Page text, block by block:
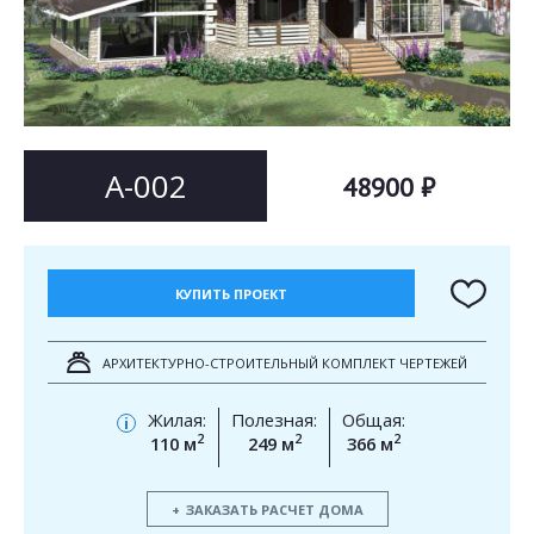
А-002 48900 ₽
КУПИТЬ ПРОЕКТ
АРХИТЕКТУРНО-СТРОИТЕЛЬНЫЙ КОМПЛЕКТ ЧЕРТЕЖЕЙ
i
Жилая:
110 м2
Полезная:
249 м2
Общая:
366 м2
ЗАКАЗАТЬ РАСЧЕТ ДОМА
Согласен на обработку персональных данных
ОТПРАВИТЬ
Согласен на обработку персональных данных
This site is protected by reCAPTCHA and the GooglePrivacy PolicyandTerms of Service
apply.